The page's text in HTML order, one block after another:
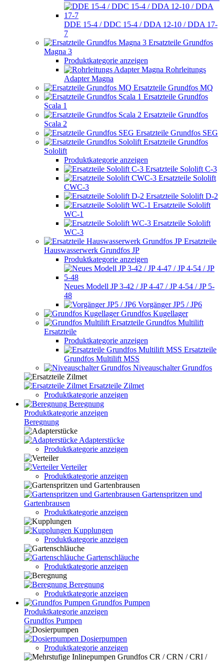
DDE 15-4 / DDC 15-4 / DDA 12-10 / DDA 17-
7
Ersatzteile Grundfos
Magna 3
Produktkategorie anzeigen
Rohrleitungs
Adapter Magna
Ersatzteile Grundfos MQ
Ersatzteile Grundfos
Scala 1
Ersatzteile Grundfos
Scala 2
Ersatzteile Grundfos SEG
Ersatzteile Grundfos
Sololift
Produktkategorie anzeigen
Ersatzteile Sololift C-3
Ersatzteile Sololift
CWC-3
Ersatzteile Sololift D-2
Ersatzteile Sololift
WC-1
Ersatzteile Sololift
WC-3
Ersatzteile
Hauswasserwerk Grundfos JP
Produktkategorie anzeigen
Neues Modell JP 3-42 / JP 4-47 / JP 4-54 / JP 5-
48
Vorgänger JP5 / JP6
Grundfos Kugellager
Grundfos Multilift
Ersatzteile
Produktkategorie anzeigen
Ersatzteile
Grundfos Multilift MSS
Niveauschalter Grundfos
Ersatzteile Zilmet
Produktkategorie anzeigen
Beregnung
Produktkategorie anzeigen
Beregnung
Adapterstücke
Produktkategorie anzeigen
Verteiler
Produktkategorie anzeigen
Gartenspritzen und
Gartenbrausen
Produktkategorie anzeigen
Kupplungen
Produktkategorie anzeigen
Gartenschläuche
Produktkategorie anzeigen
Beregnung
Produktkategorie anzeigen
Grundfos Pumpen
Produktkategorie anzeigen
Grundfos Pumpen
Dosierpumpen
Produktkategorie anzeigen